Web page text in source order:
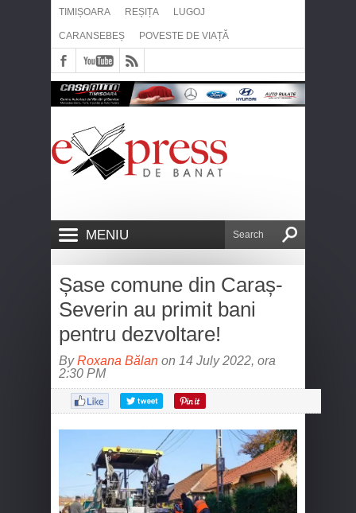
TIMIȘOARA REȘIȚA LUGOJ
CARANSEBEȘ POVESTE DE VIAȚĂ
MENIU
Șase comune din Caraș-
Severin au primit bani
pentru dezvoltare!
ByRoxana Bălan on 14 July 2022, ora
2:30 PM